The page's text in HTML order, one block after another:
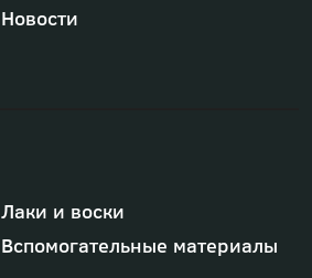
Новости
Лаки и воски
Вспомогательные материалы